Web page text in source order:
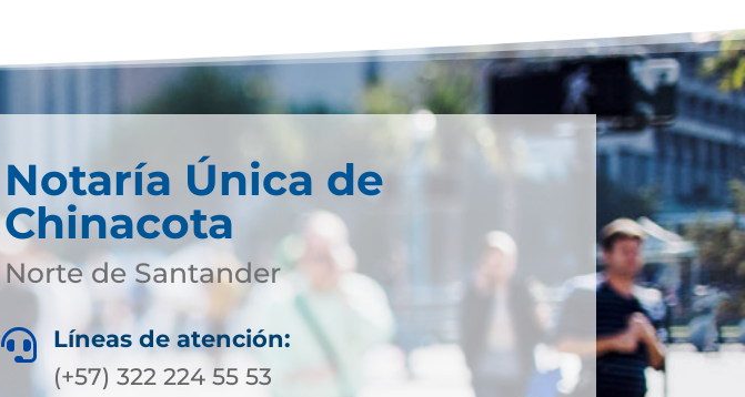
Notaría Única de
Chinacota
Norte de Santander

Líneas de atención:
(+57) 322 224 55 53